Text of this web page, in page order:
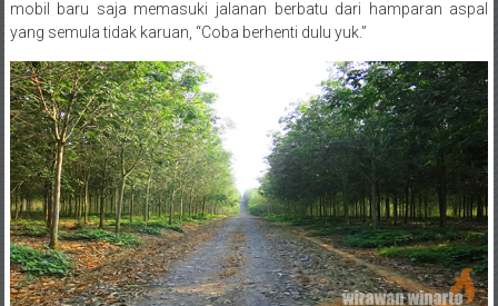
mobil baru saja memasuki jalanan berbatu dari hamparan aspal
yang semula tidak karuan, “Coba berhenti dulu yuk.”